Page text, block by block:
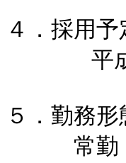
４．採用予
５．勤務形
常勤（